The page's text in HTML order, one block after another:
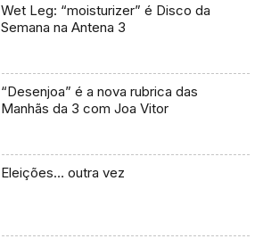
Wet Leg: “moisturizer” é Disco da
Semana na Antena 3
“Desenjoa” é a nova rubrica das
Manhãs da 3 com Joa Vitor
Eleições… outra vez